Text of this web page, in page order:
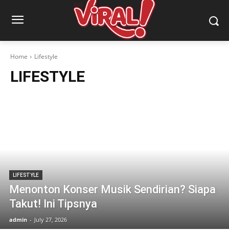
Home Lifestyle
LIFESTYLE
LIFESTYLE
Menonton Konser Musik Sendirian? Siapa
Takut! Ini Tipsnya
admin - July 27, 2026